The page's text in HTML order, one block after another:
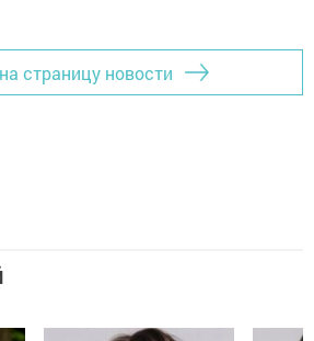
страницу новости